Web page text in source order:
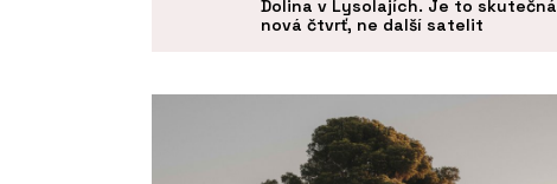
Dolina v Lysolajích. Je to skutečná
nová čtvrť, ne další satelit